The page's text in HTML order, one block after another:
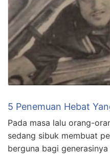
5 Penemuan Hebat
Pada masa lalu orang-
sedang sibuk membuat
berguna bagi